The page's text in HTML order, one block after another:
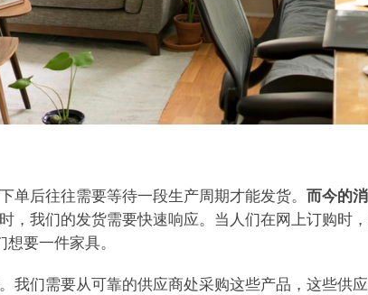
后往往需要等待一段生产周期才能发货。 而今的
，我们的发货需要快速响应。当人们在网上订购时
要一件家具。
我们需要从可靠的供应商处采购这些产品，这些供